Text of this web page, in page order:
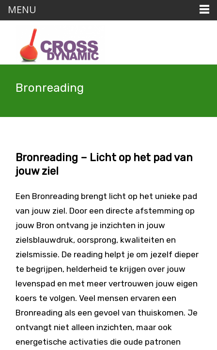
Bronreading
Bronreading – Licht op het pad van
jouw ziel
Een Bronreading brengt licht op het unieke pad
van jouw ziel. Door een directe afstemming op
jouw Bron ontvang je inzichten in jouw
zielsblauwdruk, oorsprong, kwaliteiten en
zielsmissie. De reading helpt je om jezelf dieper
te begrijpen, helderheid te krijgen over jouw
levenspad en met meer vertrouwen jouw eigen
koers te volgen. Veel mensen ervaren een
Bronreading als een gevoel van thuiskomen. Je
ontvangt niet alleen inzichten, maar ook
energetische activaties die oude patronen
MENU